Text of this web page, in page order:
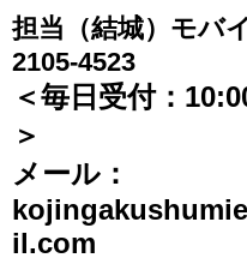
担当（結城）モバ
2105-4523
＜毎日受付：
＞
​メール：
il.com